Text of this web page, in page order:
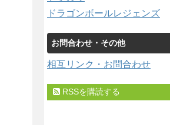
ドラゴンボールレジェンズ
お問合わせ・その他
相互リンク・お問合わせ
RSSを購読する